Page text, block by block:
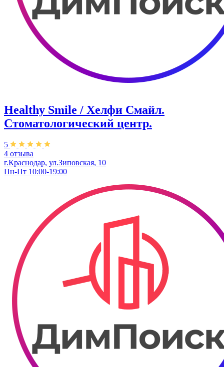
Healthy Smile / Хелфи Смайл.
Стоматологический центр.
5
4 отзыва
г.Краснодар, ул.Зиповская, 10
Пн-Пт 10:00-19:00